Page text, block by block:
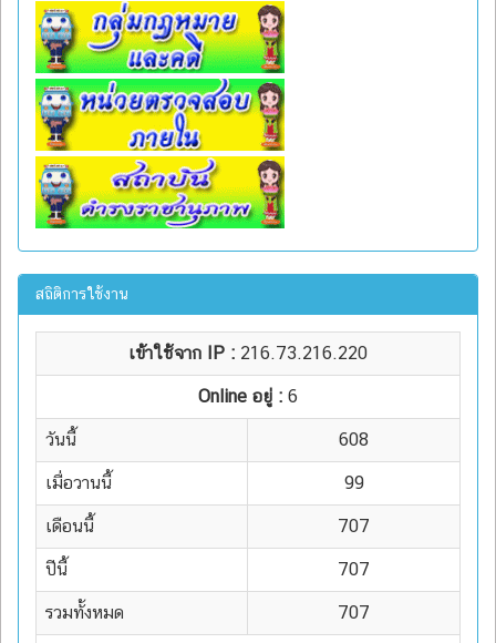
สถิติการใช้งาน
เข้าใช้จาก IP : 216.73.216.220
Online อยู่ : 6
วันนี้ 608
เมื่อวานนี้ 99
เดือนนี้ 707
ปีนี้ 707
รวมทั้งหมด 707